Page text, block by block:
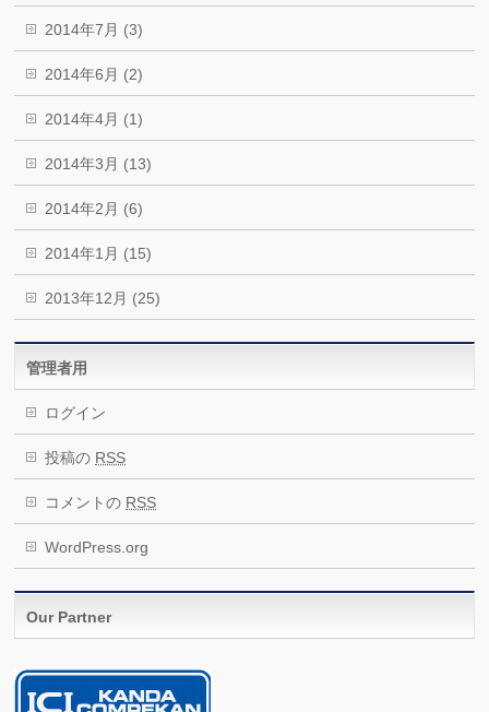
2014年7月 (3)
2014年6月 (2)
2014年4月 (1)
2014年3月 (13)
2014年2月 (6)
2014年1月 (15)
2013年12月 (25)
管理者用
ログイン
投稿の RSS
コメントの RSS
WordPress.org
Our Partner